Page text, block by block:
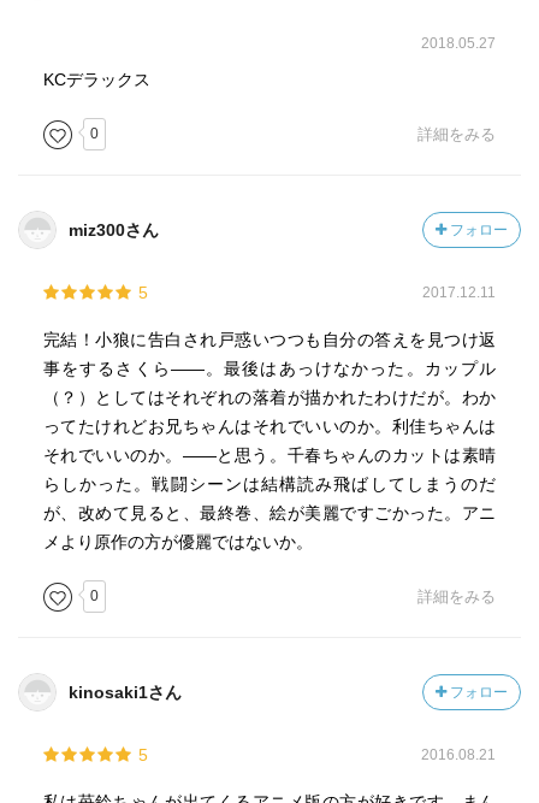
2018.05.27
KCデラックス
0 詳細をみる
miz300さん フォロー
5 2017.12.11
完結！小狼に告白され戸惑いつつも自分の答えを見つけ返
事をするさくら――。最後はあっけなかった。カップル
（？）としてはそれぞれの落着が描かれたわけだが。わか
ってたけれどお兄ちゃんはそれでいいのか。利佳ちゃんは
それでいいのか。――と思う。千春ちゃんのカットは素晴
らしかった。戦闘シーンは結構読み飛ばしてしまうのだ
が、改めて見ると、最終巻、絵が美麗ですごかった。アニ
メより原作の方が優麗ではないか。
0 詳細をみる
kinosaki1さん フォロー
5 2016.08.21